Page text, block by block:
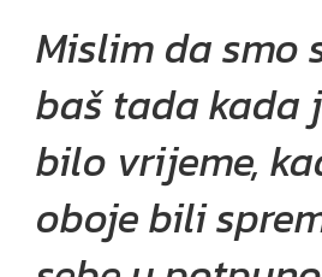
Mislim da smo
baš tada kada
bilo vrijeme,
oboje bili